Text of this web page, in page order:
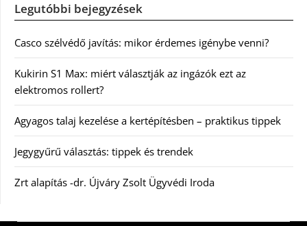
Legutóbbi bejegyzések
Casco szélvédő javítás: mikor érdemes igénybe venni?
Kukirin S1 Max: miért választják az ingázók ezt az
elektromos rollert?
Agyagos talaj kezelése a kertépítésben – praktikus tippek
Jegygyűrű választás: tippek és trendek
Zrt alapítás -dr. Újváry Zsolt Ügyvédi Iroda